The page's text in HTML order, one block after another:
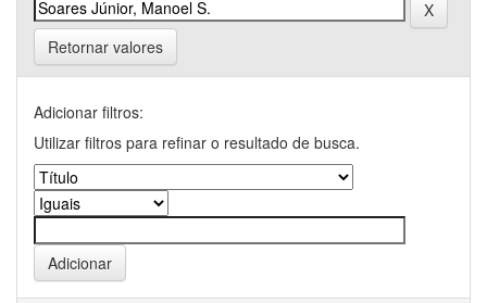
Retornar valores
Adicionar filtros:
Utilizar filtros para refinar o resultado de busca.